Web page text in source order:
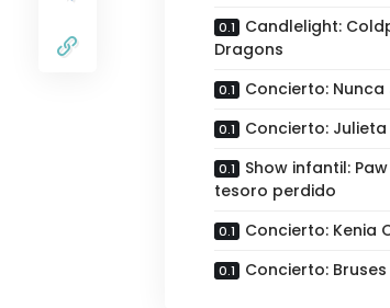
Candlelight:
Dragons
Concierto: Nunca
Concierto:
Show infantil:
tesoro perdido
Concierto: Kenia
Concierto: Bruses